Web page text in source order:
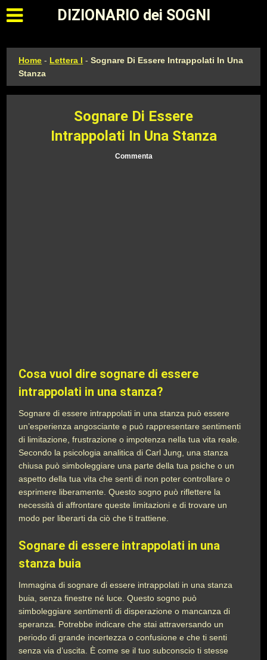
Apri il menu principale
DIZIONARIO dei SOGNI
Home - Lettera I -Sognare Di Essere Intrappolati In Una
Stanza
Sognare Di Essere
Intrappolati In Una Stanza
Commenta
Cosa vuol dire sognare di essere
intrappolati in una stanza?
Sognare di essere intrappolati in una stanza può essere
un’esperienza angosciante e può rappresentare sentimenti
di limitazione, frustrazione o impotenza nella tua vita reale.
Secondo la psicologia analitica di Carl Jung, una stanza
chiusa può simboleggiare una parte della tua psiche o un
aspetto della tua vita che senti di non poter controllare o
esprimere liberamente. Questo sogno può riflettere la
necessità di affrontare queste limitazioni e di trovare un
modo per liberarti da ciò che ti trattiene.
Sognare di essere intrappolati in una
stanza buia
Immagina di sognare di essere intrappolati in una stanza
buia, senza finestre né luce. Questo sogno può
simboleggiare sentimenti di disperazione o mancanza di
speranza. Potrebbe indicare che stai attraversando un
periodo di grande incertezza o confusione e che ti senti
senza via d’uscita. È come se il tuo subconscio ti stesse